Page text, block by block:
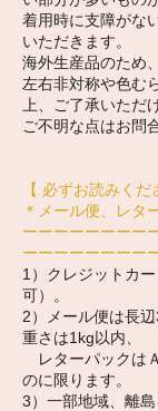
着用時に支障がな
いただきます。
海外生産品のため
左右非対称や色む
上、ご了承いただ
ご不明な点はお問
【 必ずお読みくだ
＊メール便、レタ
ーーーーーーーー
ーーーーーーーー
1）クレジットカ
可）。
2）メール便は長
重さは1kg以内、
レターパックは
のに限ります。
3）一部地域、離島